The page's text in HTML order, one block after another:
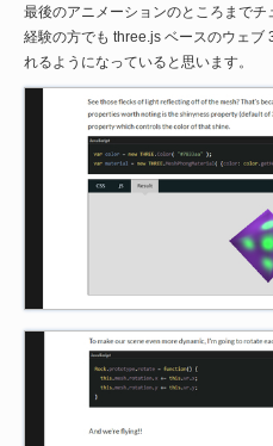
最後のアニメーションのところまで
経験の方でも three.js ベースのウェブ
れるようになっていると思います。